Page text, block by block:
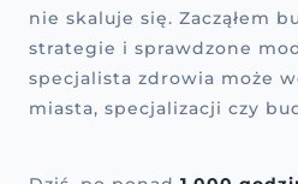
nie skaluje się. Zacząłem
strategie i sprawdzone
specjalista zdrowia może
miasta, specjalizacji czy